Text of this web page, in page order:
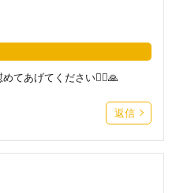
てあげてください🙇‍♀️🙏
返信